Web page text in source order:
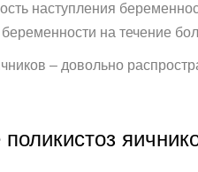
наступления
на течение
– довольно